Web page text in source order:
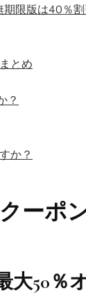
限版は40％割
とめ
？
か？
クーポ
大50％